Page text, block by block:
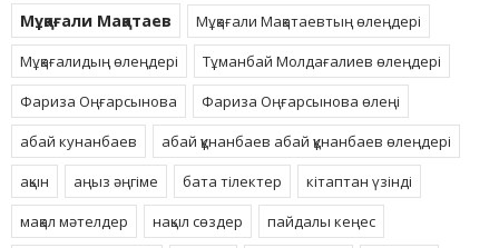
Мұқағали Мақатаев
Мұқағали Мақатаевтың өлеңдері
Мұқағалидың өлеңдері
Тұманбай Молдағалиев өлеңдері
Фариза Оңғарсынова
Фариза Оңғарсынова өлеңі
абай кунанбаев
абай құнанбаев абай құнанбаев өлеңдері
ақын
аңыз әңгіме бата тілектер
кітаптан үзінді
мақал мәтелдер
нақыл сөздер
пайдалы кеңес